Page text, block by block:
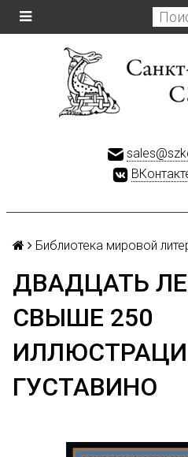
Библиотека мировой
ДВАДЦАТЬ
СВЫШЕ 250
ГУСТАВИНО